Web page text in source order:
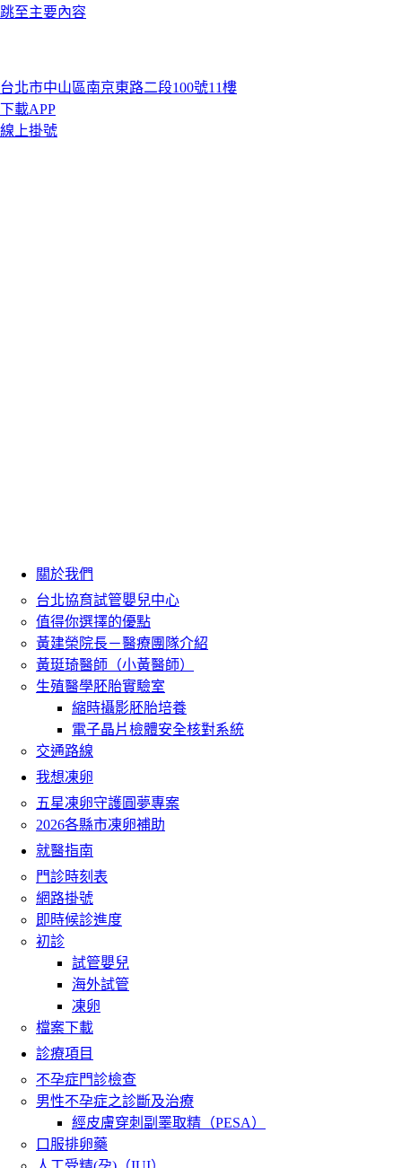
跳至主要內容
台北市中山區南京東路二段100號11樓
下載APP
線上掛號
關於我們
台北協育試管嬰兒中心
值得你選擇的優點
黃建榮院長－醫療團隊介紹
黃珽琦醫師（小黃醫師）
生殖醫學胚胎實驗室
縮時攝影胚胎培養
電子晶片檢體安全核對系統
交通路線
我想凍卵
五星凍卵守護圓夢專案
2026各縣市凍卵補助
就醫指南
門診時刻表
網路掛號
即時候診進度
初診
試管嬰兒
海外試管
凍卵
檔案下載
診療項目
不孕症門診檢查
男性不孕症之診斷及治療
經皮膚穿刺副睪取精（PESA）
口服排卵藥